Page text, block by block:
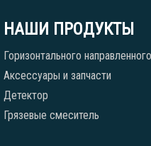
НАШИ ПРОДУКТЫ
Горизонтального
Аксессуары и запчасти
Детектор
Грязевые смеситель